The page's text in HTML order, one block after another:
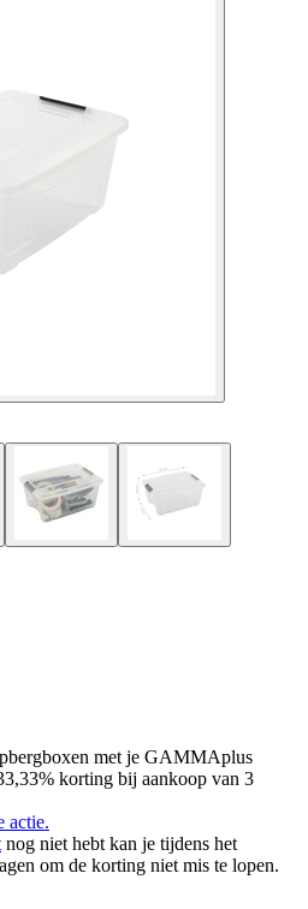
met je GAMMAplus
korting bij aankoop van 3
actie.
nog niet hebt kan je tijdens het
om de korting niet mis te lopen.